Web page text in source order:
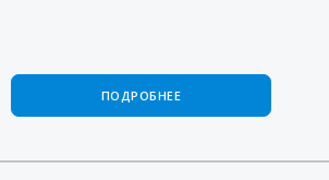
ПОДРОБНЕЕ